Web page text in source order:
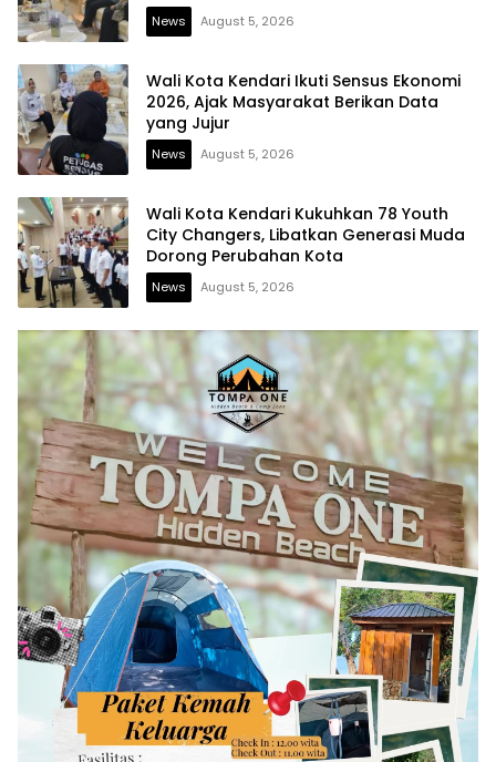
News August 5, 2026
Wali Kota Kendari Ikuti Sensus Ekonomi
2026, Ajak Masyarakat Berikan Data
yang Jujur
News August 5, 2026
Wali Kota Kendari Kukuhkan 78 Youth
City Changers, Libatkan Generasi Muda
Dorong Perubahan Kota
News August 5, 2026